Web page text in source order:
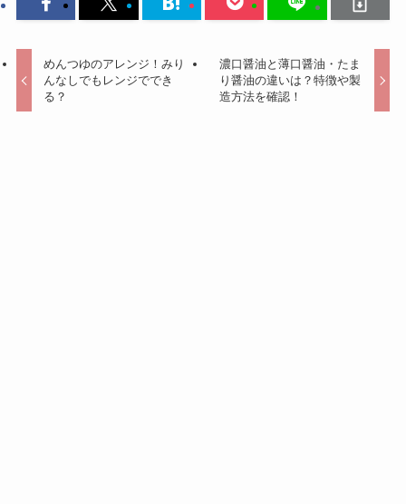
めんつゆのアレンジ！みり
んなしでもレンジででき
る？
濃口醤油と薄口醤油・たま
り醤油の違いは？特徴や製
造方法を確認！